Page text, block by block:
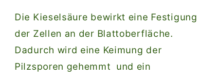
Die Kieselsäure bewirkt eine Festigung
der Zellen an der Blattoberfläche.
Dadurch wird eine Keimung der
Pilzsporen gehemmt und ein